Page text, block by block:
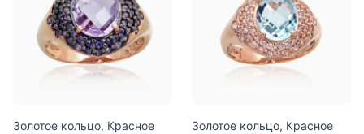
Золотое кольцо, Красное
Золотое кольцо, Красное